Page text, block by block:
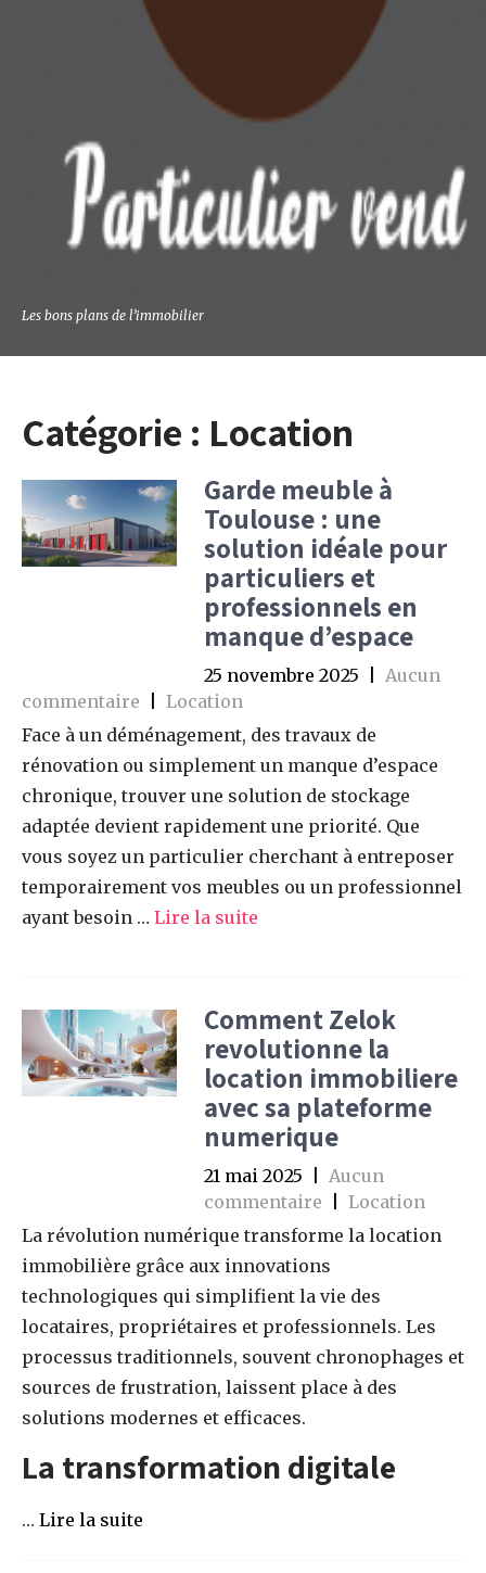
Les bons plans de lʼimmobilier
Catégorie : Location
Garde meuble à
Toulouse : une
solution idéale pour
particuliers et
professionnels en
manque d’espace
25 novembre 2025
Aucun
commentaire
Location
Face à un déménagement, des travaux de
rénovation ou simplement un manque d’espace
chronique, trouver une solution de stockage
adaptée devient rapidement une priorité. Que
vous soyez un particulier cherchant à entreposer
temporairement vos meubles ou un professionnel
ayant besoin … Lire la suite
Comment Zelok
revolutionne la
location immobiliere
avec sa plateforme
numerique
21 mai 2025
Aucun
commentaire
Location
La révolution numérique transforme la location
immobilière grâce aux innovations
technologiques qui simplifient la vie des
locataires, propriétaires et professionnels. Les
processus traditionnels, souvent chronophages et
sources de frustration, laissent place à des
solutions modernes et efficaces.
La transformation digitale
… Lire la suite